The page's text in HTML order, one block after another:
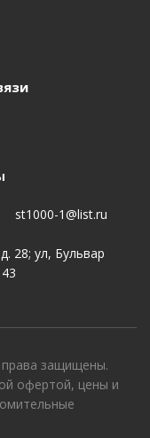
st1000-1@list.ru
28; ул, Бульвар
защищены.
офертой, цены и